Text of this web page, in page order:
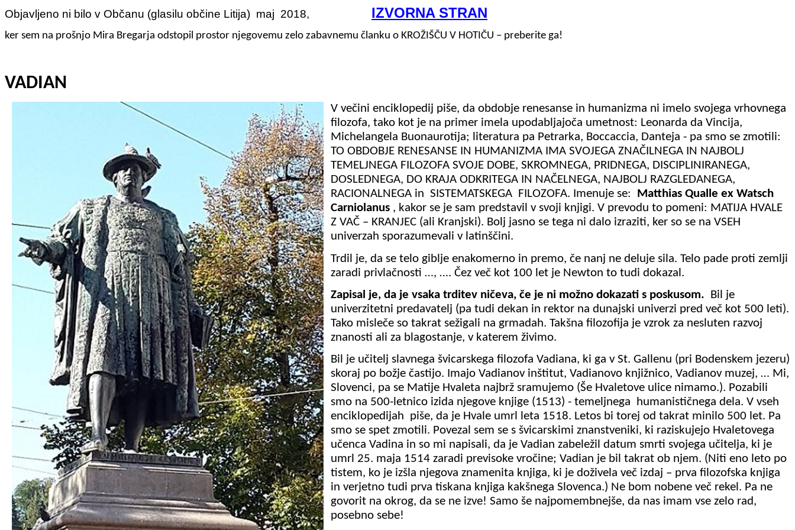
Objavljeno ni bilo v Občanu (glasilu občine Litija) maj 2018, IZVORNA STRAN
ker sem na prošnjo Mira Bregarja odstopil prostor njegovemu zelo zabavnemu članku o KROŽIŠČU V HOTIČU – preberite ga!
VADIAN
V večini enciklopedij piše, da obdobje renesanse in humanizma ni imelo svojega vrhovnega
filozofa, tako kot je na primer imela upodabljajoča umetnost: Leonarda da Vincija,
Michelangela Buonaurotija; literatura pa Petrarka, Boccaccia, Danteja - pa smo se zmotili:
TO OBDOBJE RENESANSE IN HUMANIZMA IMA SVOJEGA ZNAČILNEGA IN NAJBOLJ
TEMELJNEGA FILOZOFA SVOJE DOBE, SKROMNEGA, PRIDNEGA, DISCIPLINIRANEGA,
DOSLEDNEGA, DO KRAJA ODKRITEGA IN NAČELNEGA, NAJBOLJ RAZGLEDANEGA,
RACIONALNEGA in SISTEMATSKEGA FILOZOFA. Imenuje se: Matthias Qualle ex Watsch
Carniolanus , kakor se je sam predstavil v svoji knjigi. V prevodu to pomeni: MATIJA HVALE
Z VAČ – KRANJEC (ali Kranjski). Bolj jasno se tega ni dalo izraziti, ker so se na VSEH
univerzah sporazumevali v latinščini.
Trdil je, da se telo giblje enakomerno in premo, če nanj ne deluje sila. Telo pade proti zemlji
zaradi privlačnosti …, …. Čez več kot 100 let je Newton to tudi dokazal.
Zapisal je, da je vsaka trditev ničeva, če je ni možno dokazati s poskusom.
Bil je
univerzitetni predavatelj (pa tudi dekan in rektor na dunajski univerzi pred več kot 500 leti).
Tako misleče so takrat sežigali na grmadah. Takšna filozofija je vzrok za nesluten razvoj
znanosti ali za blagostanje, v katerem živimo.
Bil je učitelj slavnega švicarskega filozofa Vadiana, ki ga v St. Gallenu (pri Bodenskem jezeru)
skoraj po božje častijo. Imajo Vadianovinštitut, Vadianovo knjižnico, Vadianovmuzej, … Mi,
Slovenci, pa se Matije Hvaleta najbrž sramujemo (Še Hvaletove ulice nimamo.). Pozabili
smo na 500-letnico izida njegove knjige (1513) - temeljnega humanističnega dela. V vseh
enciklopedijah piše, da je Hvale umrl leta 1518. Letos bi torej od takrat minilo 500 let. Pa
smo se spet zmotili. Povezal sem se s švicarskimi znanstveniki, ki raziskujejo Hvaletovega
učenca Vadina in so mi napisali, da je Vadian zabeležil datum smrti svojega učitelja, ki je
umrl 25. maja 1514 zaradi previsoke vročine; Vadian je bil takrat ob njem. (Niti eno leto po
tistem, ko je izšla njegova znamenita knjiga, ki je doživela več izdaj – prva filozofska knjiga
in verjetno tudi prva tiskana knjiga kakšnega Slovenca.) Ne bom nobene več rekel. Pa ne
govorit na okrog, da se ne izve! Samo še najpomembnejše, da nas imam vse zelo rad,
posebno sebe!